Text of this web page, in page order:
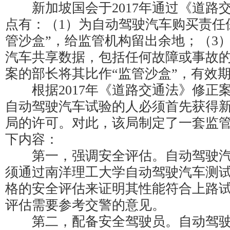
新加坡国会于2017年通过《道路
点有：（1）为自动驾驶汽车购买责
管沙盒”，给监管机构留出余地；（3
汽车共享数据，包括任何故障或事故
案的部长将其比作“监管沙盒”，有效
根据2017年《道路交通法》修正
自动驾驶汽车试验的人必须首先获得
局的许可。对此，该局制定了一套监
下内容：
第一，强调安全评估。自动驾驶
须通过南洋理工大学自动驾驶汽车测
格的安全评估来证明其性能符合上路
评估需要参考交警的意见。
第二，配备安全驾驶员。自动驾